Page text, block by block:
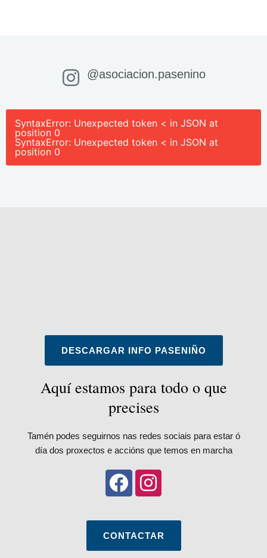
@asociacion.pasenino
SyntaxError: Unexpected token < in JSON at
position 0
SyntaxError: Unexpected token < in JSON at
position 0
DESCARGAR INFO PASENIÑO
Aquí estamos para todo o que
precises
Tamén podes seguirnos nas redes sociais para estar ó
día dos proxectos e accións que temos en marcha
CONTACTAR